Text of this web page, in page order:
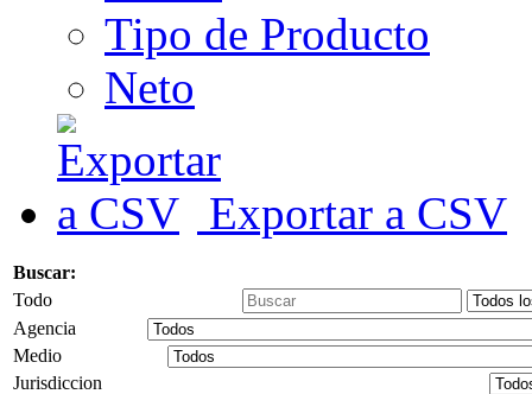
Tipo de Producto
Neto
Exportar a CSV
Buscar:
Todo
Agencia
Medio
Jurisdiccion